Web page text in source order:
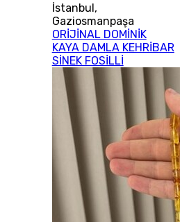
İstanbul,
Gaziosmanpaşa
ORİJİNAL DOMİNİK
KAYA DAMLA KEHRİBAR
SİNEK FOSİLLİ